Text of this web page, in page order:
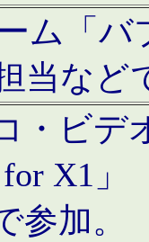
ム「
当など
・ビデ
X1」
参加。